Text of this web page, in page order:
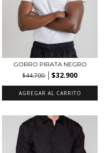
GORRO PIRATA NEGRO
$44.700 $32.900
AGREGAR AL CARRITO